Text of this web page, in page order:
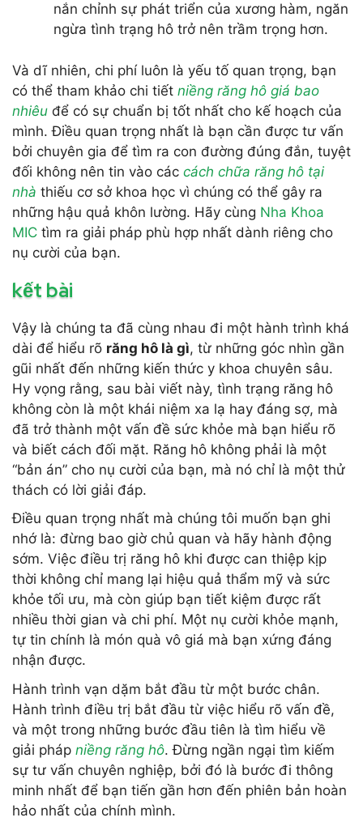
nắn chỉnh sự phát triển của xương hàm, ngăn
ngừa tình trạng hô trở nên trầm trọng hơn.
Và dĩ nhiên, chi phí luôn là yếu tố quan trọng, bạn
có thể tham khảo chi tiết niềng răng hô giá bao
nhiêu để có sự chuẩn bị tốt nhất cho kế hoạch của
mình. Điều quan trọng nhất là bạn cần được tư vấn
bởi chuyên gia để tìm ra con đường đúng đắn, tuyệt
đối không nên tin vào các cách chữa răng hô tại
nhà thiếu cơ sở khoa học vì chúng có thể gây ra
những hậu quả khôn lường. Hãy cùng Nha Khoa
MIC tìm ra giải pháp phù hợp nhất dành riêng cho
nụ cười của bạn.
kết bài
Vậy là chúng ta đã cùng nhau đi một hành trình khá
dài để hiểu rõ răng hô là gì, từ những góc nhìn gần
gũi nhất đến những kiến thức y khoa chuyên sâu.
Hy vọng rằng, sau bài viết này, tình trạng răng hô
không còn là một khái niệm xa lạ hay đáng sợ, mà
đã trở thành một vấn đề sức khỏe mà bạn hiểu rõ
và biết cách đối mặt. Răng hô không phải là một
“bản án” cho nụ cười của bạn, mà nó chỉ là một thử
thách có lời giải đáp.
Điều quan trọng nhất mà chúng tôi muốn bạn ghi
nhớ là: đừng bao giờ chủ quan và hãy hành động
sớm. Việc điều trị răng hô khi được can thiệp kịp
thời không chỉ mang lại hiệu quả thẩm mỹ và sức
khỏe tối ưu, mà còn giúp bạn tiết kiệm được rất
nhiều thời gian và chi phí. Một nụ cười khỏe mạnh,
tự tin chính là món quà vô giá mà bạn xứng đáng
nhận được.
Hành trình vạn dặm bắt đầu từ một bước chân.
Hành trình điều trị bắt đầu từ việc hiểu rõ vấn đề,
và một trong những bước đầu tiên là tìm hiểu về
giải pháp niềng răng hô. Đừng ngần ngại tìm kiếm
sự tư vấn chuyên nghiệp, bởi đó là bước đi thông
minh nhất để bạn tiến gần hơn đến phiên bản hoàn
hảo nhất của chính mình.